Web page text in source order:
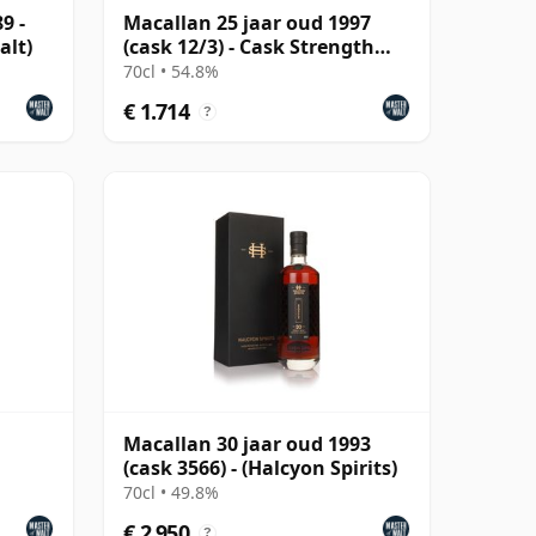
-
Macallan 25 jaar oud 1997
(cask 12/3) - Cask Strength
Collection
70cl • 54.8%
€ 1.714 ?
Macallan 30 jaar oud 1993
(cask 3566) - (Halcyon Spirits)
70cl • 49.8%
?